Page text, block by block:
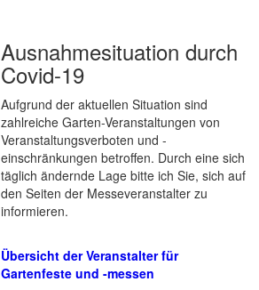
Ausnahmesituation durch
Covid-19
Aufgrund der aktuellen Situation sind
zahlreiche Garten-Veranstaltungen von
Veranstaltungsverboten und -
einschränkungen betroffen. Durch eine sich
täglich ändernde Lage bitte ich Sie, sich auf
den Seiten der Messeveranstalter zu
informieren.
Übersicht der Veranstalter für
Gartenfeste und -messen